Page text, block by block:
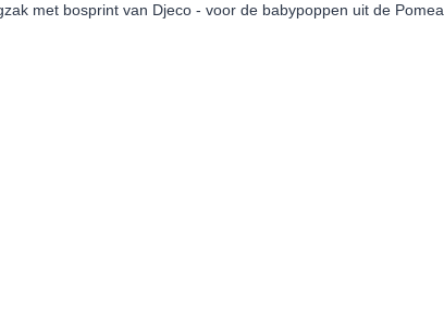
met bosprint van Djeco - voor de babypoppen uit de Pomea